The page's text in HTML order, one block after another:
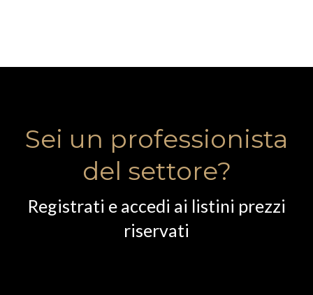
Sei un professionista
del settore?
Registrati e accedi ai listini prezzi
riservati